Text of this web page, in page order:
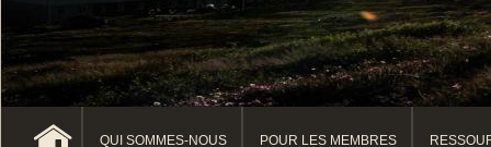
QUI SOMMES-NOUS POUR LES MEMBRES